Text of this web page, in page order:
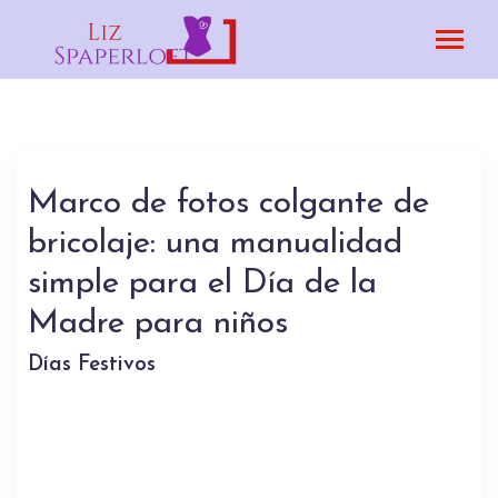
Marco de fotos colgante de
bricolaje: una manualidad
simple para el Día de la
Madre para niños
Días Festivos